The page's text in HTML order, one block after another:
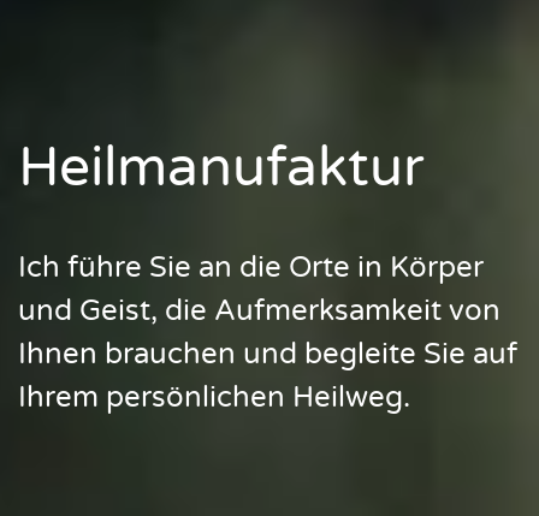
Heilmanufaktur
Ich führe Sie an die Orte in Körper
und Geist, die Aufmerksamkeit von
Ihnen brauchen und begleite Sie auf
Ihrem persönlichen Heilweg.